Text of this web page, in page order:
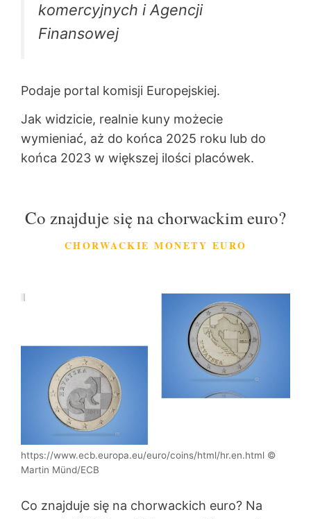
komercyjnych i Agencji
Finansowej
Podaje portal komisji Europejskiej.
Jak widzicie, realnie kuny możecie
wymieniać, aż do końca 2025 roku lub do
końca 2023 w większej ilości placówek.
Co znajduje się na chorwackim euro?
CHORWACKIE MONETY EURO
https://www.ecb.europa.eu/euro/coins/html/hr.en.html ©
Martin Münd/ECB
Co znajduje się na chorwackich euro? Na